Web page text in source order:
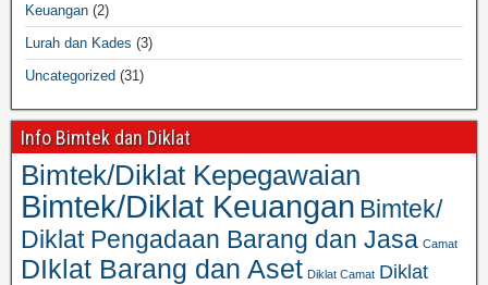
Keuangan (2)
Lurah dan Kades (3)
Uncategorized (31)
Info Bimtek dan Diklat
Bimtek/Diklat Kepegawaian
Bimtek/Diklat Keuangan Bimtek/
Diklat Pengadaan Barang dan Jasa Camat
DIklat Barang dan Aset Diklat Camat Diklat